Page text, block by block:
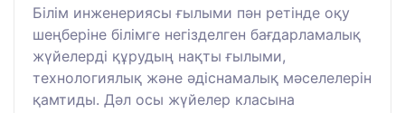
Білім инженериясы ғылыми пән ретінде оқу
шеңберіне білімге негізделген бағдарламалық
жүйелерді құрудың нақты ғылыми,
технологиялық және әдіснамалық мәселелерін
қамтиды. Дәл осы жүйелер класына